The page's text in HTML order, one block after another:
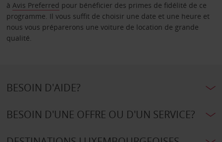
à Avis Preferred pour bénéficier des primes de fidélité de ce
programme. Il vous suffit de choisir une date et une heure et
nous vous préparerons une voiture de location de grande
qualité.
BESOIN D'AIDE?
BESOIN D'UNE OFFRE OU D'UN SERVICE?